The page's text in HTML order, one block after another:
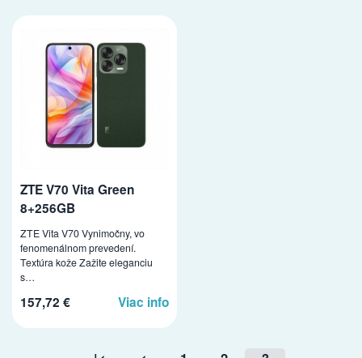
ZTE V70 Vita Green
8+256GB
ZTE Vita V70 Vynimočny, vo
fenomenálnom prevedení.
Textúra kože Zažite eleganciu
s…
157,72 € Viac info